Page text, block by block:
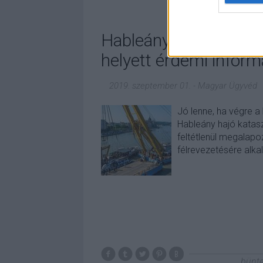
Hableány-
helyett érdemi
2019. szeptember 01. Magyar Ügyvéd
Jó lenne, ha végre
Hableány hajó
feltétlenül
félrevezetésére